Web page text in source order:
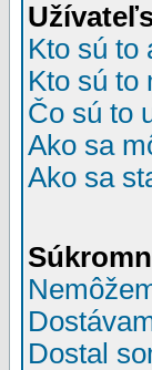
Kto sú to
Kto sú to
Čo sú to
Ako sa
Ako sa
Dostal